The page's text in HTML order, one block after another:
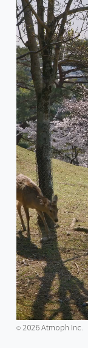
©️2026 Atmoph Inc.